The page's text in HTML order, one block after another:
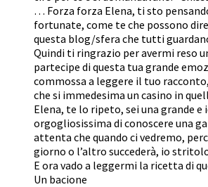
… Forza forza Elena, ti sto
fortunate, come te che possono
questa blog/sfera che tutti
Quindi ti ringrazio per avermi reso
partecipe di questa tua grande
commossa a leggere il tuo
che si immedesima un casino in
Elena, te lo ripeto, sei una grande e
orgogliosissima di conoscere una
attenta che quando ci vedremo,
giorno o l’altro succederà, io
E ora vado a leggermi la ricetta di
Un bacione